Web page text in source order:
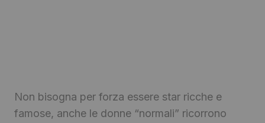
Non bisogna per forza essere star ricche e
famose, anche le donne “normali” ricorrono